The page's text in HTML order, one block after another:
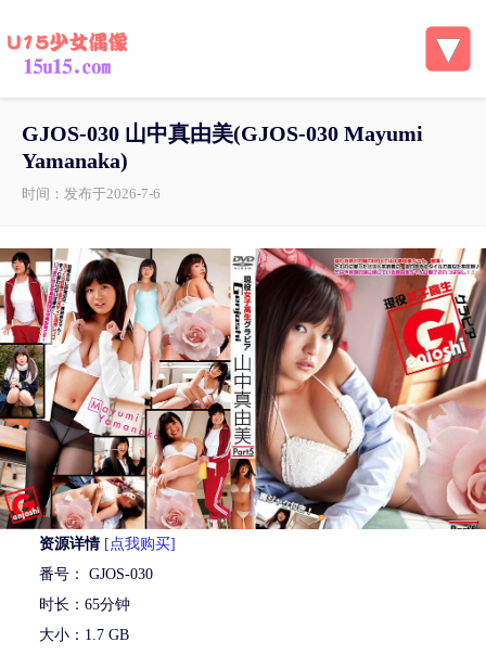
GJOS-030 山中真由美(GJOS-030 Mayumi
Yamanaka)
时间：发布于2026-7-6
资源详情 [点我购买]
番号： GJOS-030
时长：65分钟
大小：1.7 GB